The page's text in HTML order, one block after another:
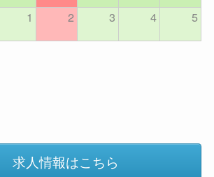
1 2 3 4 5
求人情報はこちら